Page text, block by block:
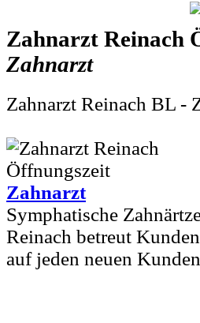
Zahnarzt Reinach
Zahnarzt
Zahnarzt Reinach BL -
Zahnarzt
Symphatische
Reinach betreut
auf jeden neuen